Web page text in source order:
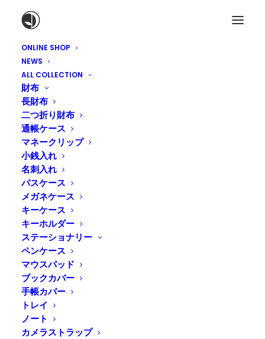
ONLINE SHOP
NEWS
ALL COLLECTION
財布
長財布
二つ折り財布
通帳ケース
マネークリップ
小銭入れ
名刺入れ
パスケース
メガネケース
キーケース
キーホルダー
ステーショナリー
ペンケース
マウスパッド
ブックカバー
手帳カバー
トレイ
ノート
カメラストラップ
Hot Stamp
オンラインショップ
一覧です。活版印刷で使っていた版を組み合わせて、ホ
ットスタンプで刻印していきます。名入れすることでも
っとオリジナルな革小物に。プレゼントやギフトにもオ
ススメです。名入れについて詳しくは”